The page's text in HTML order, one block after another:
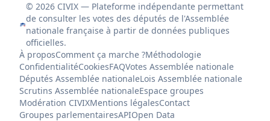
© 2026 CIVIX — Plateforme indépendante permettant
de consulter les votes des députés de l'Assemblée
nationale française à partir de données publiques
officielles.
À proposComment ça marche ?Méthodologie
ConfidentialitéCookiesFAQVotes Assemblée nationale
Députés Assemblée nationaleLois Assemblée nationale
Scrutins Assemblée nationaleEspace groupes
Modération CIVIXMentions légalesContact
Groupes parlementairesAPIOpen Data